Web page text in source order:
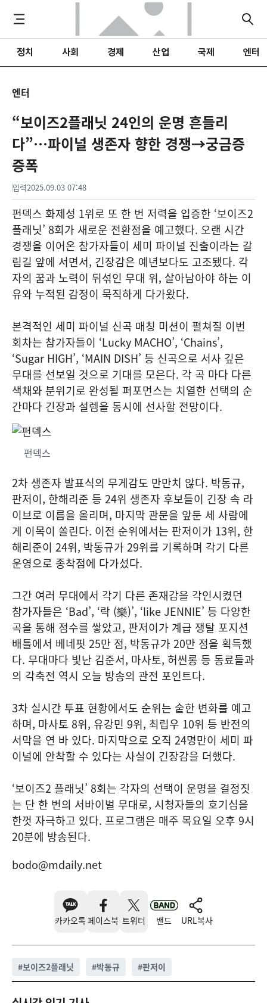
정치 사회 경제 산업 국제 엔터
엔터
“보이즈2플래닛 24인의 운명 흔들리
다”…파이널 생존자 향한 경쟁→궁금증
증폭
입력2025.09.03 07:48
펀덱스 화제성 1위로 또 한 번 저력을 입증한 ‘보이즈2
플래닛’ 8회가 새로운 전환점을 예고했다. 오랜 시간
경쟁을 이어온 참가자들이 세미 파이널 진출이라는 갈
림길 앞에 서면서, 긴장감은 예년보다도 고조됐다. 각
자의 꿈과 노력이 뒤섞인 무대 위, 살아남아야 하는 이
유와 누적된 감정이 묵직하게 다가왔다.
본격적인 세미 파이널 신곡 매칭 미션이 펼쳐질 이번
회차는 참가자들이 ‘Lucky MACHO’, ‘Chains’,
‘Sugar HIGH’, ‘MAIN DISH’ 등 신곡으로 서사 깊은
무대를 선보일 것으로 기대를 모은다. 각 곡 마다 다른
색채와 분위기로 완성될 퍼포먼스는 치열한 선택의 순
간마다 긴장과 설렘을 동시에 선사할 전망이다.
펀덱스
2차 생존자 발표식의 무게감도 만만치 않다. 박동규,
판저이, 한해리준 등 24위 생존자 후보들이 긴장 속 라
이브로 이름을 올리며, 마지막 관문을 앞둔 세 사람에
게 이목이 쏠린다. 이전 순위에서는 판저이가 13위, 한
해리준이 24위, 박동규가 29위를 기록하며 각기 다른
운영으로 종착점에 다가섰다.
그간 여러 무대에서 각기 다른 존재감을 각인시켰던
참가자들은 ‘Bad’, ‘락 (樂)’, ‘like JENNIE’ 등 다양한
곡을 통해 점수를 쌓았고, 판저이가 계급 쟁탈 포지션
배틀에서 베네핏 25만 점, 박동규가 20만 점을 획득했
다. 무대마다 빛난 김준서, 마사토, 허씬롱 등 동료들과
의 각축전 역시 오늘 방송의 관전 포인트다.
3차 실시간 투표 현황에서도 순위는 숱한 변화를 예고
하며, 마사토 8위, 유강민 9위, 최립우 10위 등 반전의
서막을 연 바 있다. 마지막으로 오직 24명만이 세미 파
이널에 안착할 수 있다는 사실이 긴장감을 더했다.
‘보이즈2 플래닛’ 8회는 각자의 선택이 운명을 결정짓
는 단 한 번의 서바이벌 무대로, 시청자들의 호기심을
한껏 자극하고 있다. 프로그램은 매주 목요일 오후 9시
20분에 방송된다.
bodo@mdaily.net
카카오톡 페이스북 트위터 밴드 URL복사
#보이즈2플래닛 #박동규 #판저이